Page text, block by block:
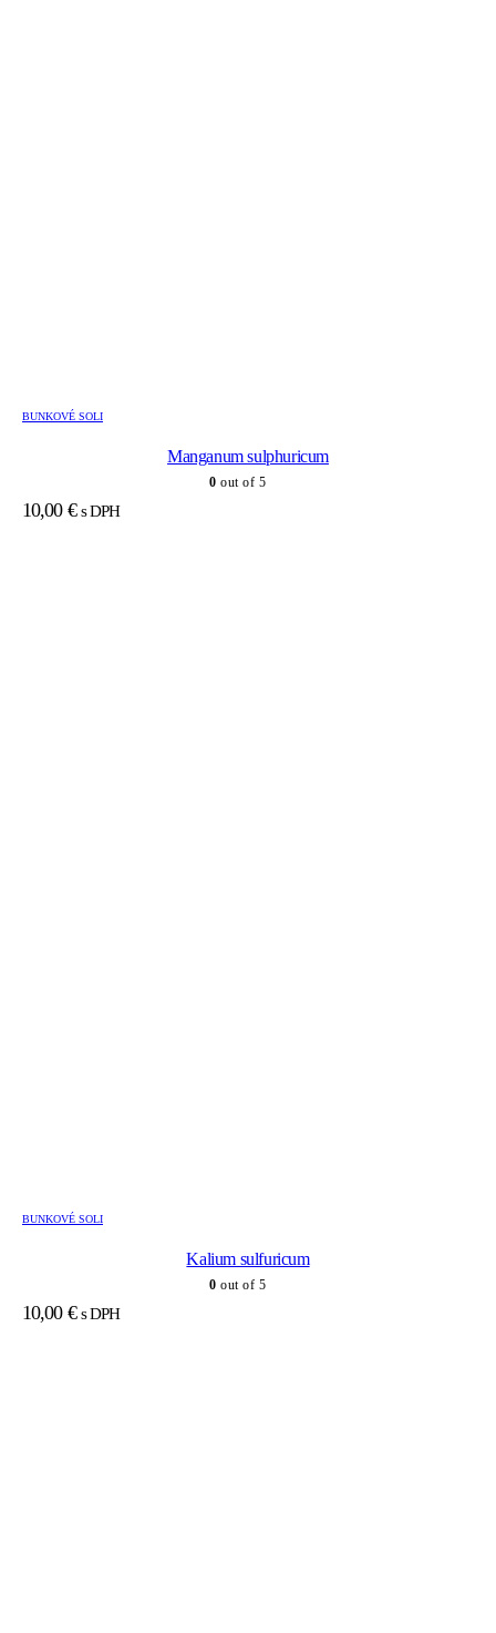
BUNKOVÉ SOLI
Manganum sulphuricum
0 out of 5
10,00 € s DPH
BUNKOVÉ SOLI
Kalium sulfuricum
0 out of 5
10,00 € s DPH